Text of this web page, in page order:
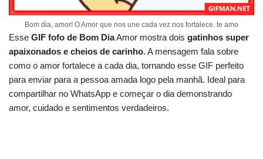
Bom dia, amor! O Amor que nos une cada vez nos fortalece. te amo
Esse GIF fofo de Bom DiaAmor mostra dois gatinhos super
apaixonados e cheios de carinho. A mensagem fala sobre
como o amor fortalece a cada dia, tornando esse GIF perfeito
para enviar para a pessoa amada logo pela manhã. Ideal para
compartilhar no WhatsApp e começar o dia demonstrando
amor, cuidado e sentimentos verdadeiros.